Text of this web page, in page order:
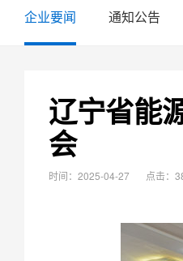
企业要闻 通知公告
辽宁省能
会
时间：2025-04-27 点击：